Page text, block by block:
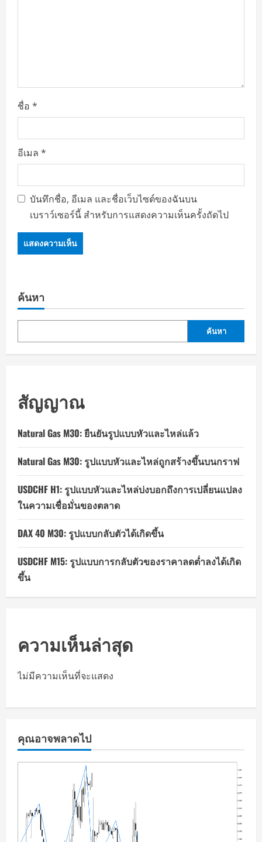
ชื่อ *
อีเมล *
บันทึกชื่อ, อีเมล และชื่อเว็บไซต์ของฉันบน
เบราว์เซอร์นี้ สำหรับการแสดงความเห็นครั้งถัดไป
ค้นหา
ค้นหา
สัญญาณ
Natural Gas M30: ยืนยันรูปแบบหัวและไหล่แล้ว
Natural Gas M30: รูปแบบหัวและไหล่ถูกสร้างขึ้นบนกราฟ
USDCHF H1: รูปแบบหัวและไหล่บ่งบอกถึงการเปลี่ยนแปลง
ในความเชื่อมั่นของตลาด
DAX 40 M30: รูปแบบกลับตัวได้เกิดขึ้น
USDCHF M15: รูปแบบการกลับตัวของราคาลดต่ำลงได้เกิด
ขึ้น
ความเห็นล่าสุด
ไม่มีความเห็นที่จะแสดง
คุณอาจพลาดไป